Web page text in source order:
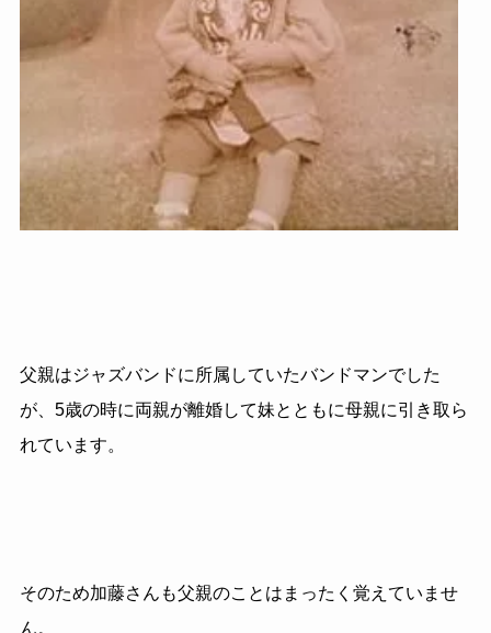
父親はジャズバンドに所属していたバンドマンでした
が、 5歳の時に両親が離婚して妹とともに母親に引き取ら
れています。
そのため加藤さんも父親のことはまったく覚えていませ
ん。